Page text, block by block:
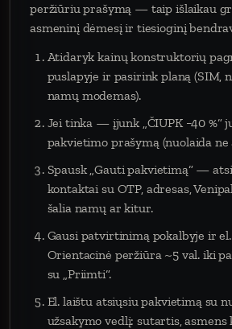
peržiūriu prašymą — taip išlaikau
asmeninį dėmesį ir tiesioginį
Atidaryk kainų konstruktorių
puslapyje ir pasirink planą (SIM,
namų modemas).
Jei tinka — įjunk „ČIUPK −40 %“
pakvietimo prašymą (nuolaida
Spausk „Gauti pakvietimą“ —
kontaktai su OTP, adresas,
šalia namų ar kitur.
Gausi patvirtinimą pokalbyje ir
Orientacinė peržiūra ~5 val. iki
su „Priimti“.
El. laištu atsiųsiu pakvietimą su
užsakymo vedlį: sutartis, asmens